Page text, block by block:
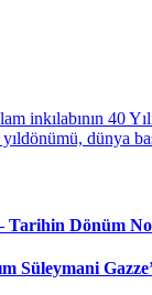
inkılabının 40
dünya
Tarihin Dönüm
Süleymani